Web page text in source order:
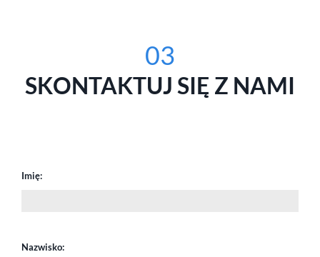
03
SKONTAKTUJ SIĘ Z NAMI
Imię:
Nazwisko: